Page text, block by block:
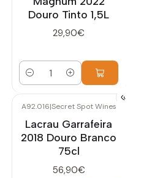
Douro Tinto 1,5L
29,90€
Quantidade
A92.016|Secret Spot Wines
Lacrau Garrafeira
2018 Douro Branco
75cl
56,90€